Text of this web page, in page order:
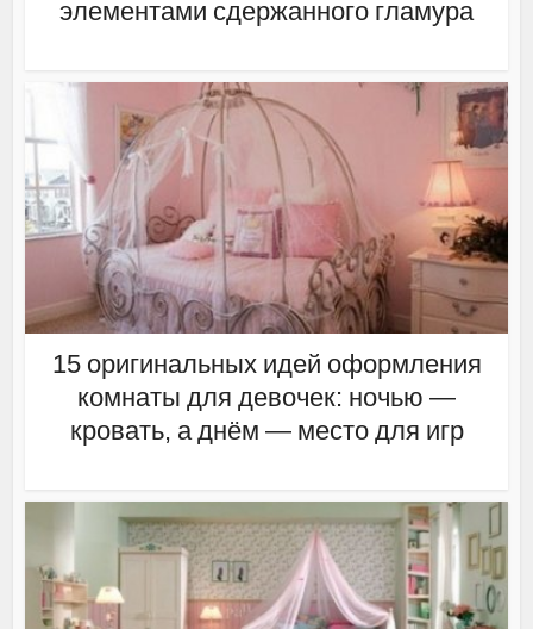
элементами сдержанного гламура
15 оригинальных идей оформления
комнаты для девочек: ночью —
кровать, а днём — место для игр